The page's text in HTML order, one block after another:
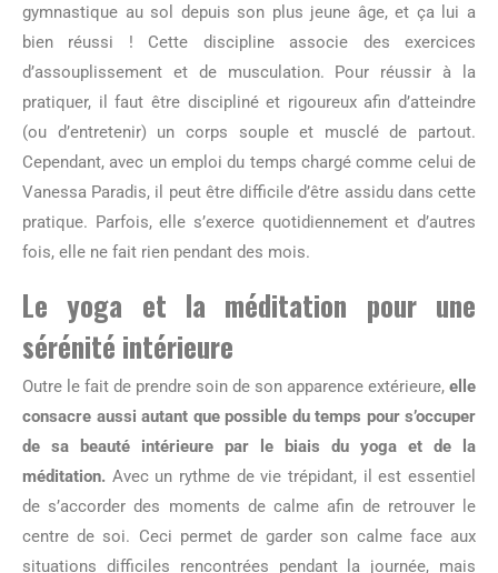
gymnastique au sol depuis son plus jeune âge, et ça lui a
bien réussi ! Cette discipline associe des exercices
d’assouplissement et de musculation. Pour réussir à la
pratiquer, il faut être discipliné et rigoureux afin d’atteindre
(ou d’entretenir) un corps souple et musclé de partout.
Cependant, avec un emploi du temps chargé comme celui de
Vanessa Paradis, il peut être difficile d’être assidu dans cette
pratique. Parfois, elle s’exerce quotidiennement et d’autres
fois, elle ne fait rien pendant des mois.
Le yoga et la méditation pour une
sérénité intérieure
Outre le fait de prendre soin de son apparence extérieure, elle
consacre aussi autant que possible du temps pour s’occuper
de sa beauté intérieure par le biais du yoga et de la
méditation. Avec un rythme de vie trépidant, il est essentiel
de s’accorder des moments de calme afin de retrouver le
centre de soi. Ceci permet de garder son calme face aux
situations difficiles rencontrées pendant la journée, mais